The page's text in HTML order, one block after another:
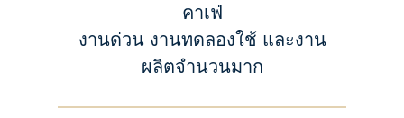
คาเฟ่
งานด่วน งานทดลองใช้ และงาน
ผลิตจำนวนมาก